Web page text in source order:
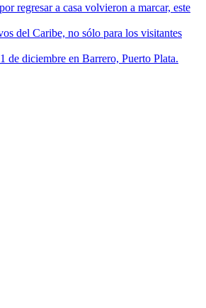
regresar a casa volvieron a marcar, este
del Caribe, no sólo para los visitantes
de diciembre en Barrero, Puerto Plata.